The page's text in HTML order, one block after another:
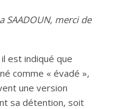
SAADOUN, merci de
est indiqué que
comme « évadé »,
une version
sa détention, soit